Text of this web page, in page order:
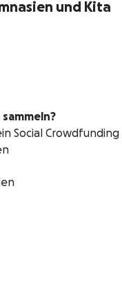
und Kita
Social Crowdfunding